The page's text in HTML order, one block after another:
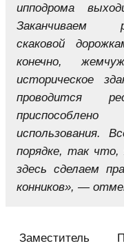
ипподрома
скаковой
конечно,
историческое
проводится
использования.
порядке, так
здесь сделаем
конников», —
Заместитель